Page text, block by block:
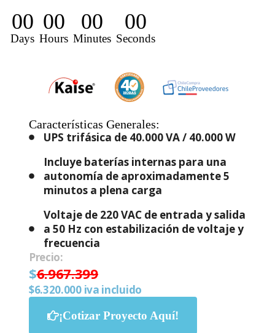
00
Days
00
Hours
00
Minutes
00
Seconds
Características Generales:
UPS trifásica de 40.000 VA / 40.000 W
Incluye baterías internas para una
autonomía de aproximadamente 5
minutos a plena carga
Voltaje de 220 VAC de entrada y salida
a 50 Hz con estabilización de voltaje y
frecuencia
Precio:
$6.967.399
$6.320.000 iva incluido
¡Cotizar Proyecto Aquí!